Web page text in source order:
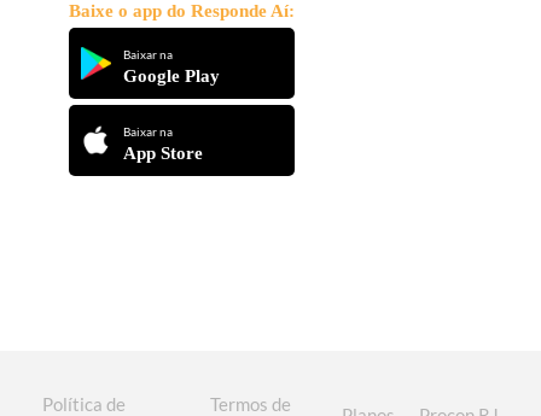
Baixe o app do Responde Aí:
Baixar na
Google Play
Baixar na
App Store
Política de
Termos de